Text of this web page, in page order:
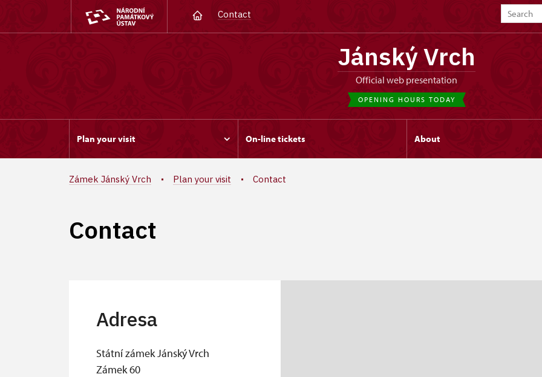
Contact
Jánský Vrch
Official web presentation
OPENING HOURS TODAY
Plan your visit On-line tickets About
Zámek Jánský Vrch Plan your visit Contact
Contact
Adresa
Státní zámek Jánský Vrch
Zámek 60